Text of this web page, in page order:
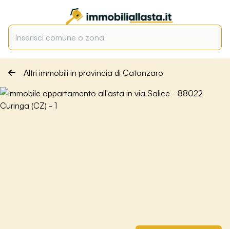
Altri immobili in provincia di Catanzaro